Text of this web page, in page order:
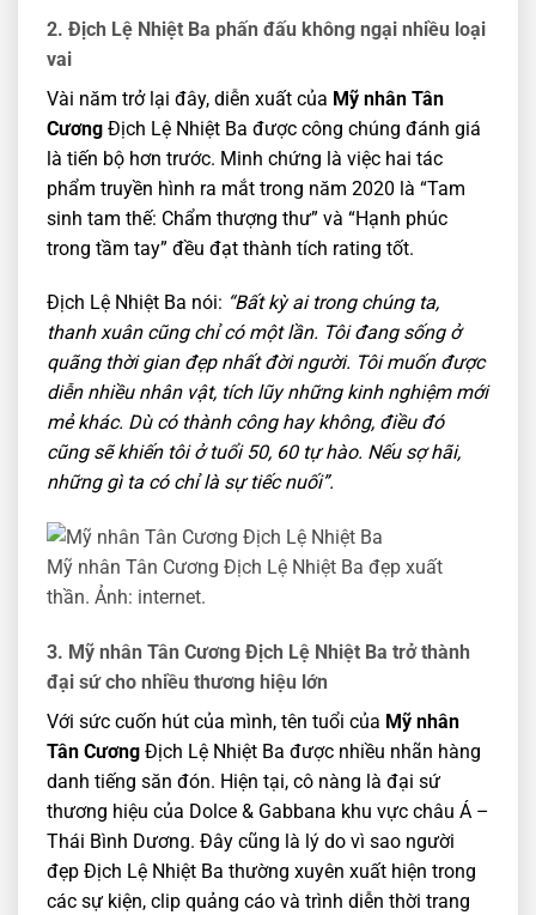
2. Địch Lệ Nhiệt Ba phấn đấu không ngại nhiều loại
vai
Vài năm trở lại đây, diễn xuất của Mỹ nhân Tân
Cương Địch Lệ Nhiệt Ba được công chúng đánh giá
là tiến bộ hơn trước. Minh chứng là việc hai tác
phẩm truyền hình ra mắt trong năm 2020 là “Tam
sinh tam thế: Chẩm thượng thư” và “Hạnh phúc
trong tầm tay” đều đạt thành tích rating tốt.
Địch Lệ Nhiệt Ba nói: “Bất kỳ ai trong chúng ta,
thanh xuân cũng chỉ có một lần. Tôi đang sống ở
quãng thời gian đẹp nhất đời người. Tôi muốn được
diễn nhiều nhân vật, tích lũy những kinh nghiệm mới
mẻ khác. Dù có thành công hay không, điều đó
cũng sẽ khiến tôi ở tuổi 50, 60 tự hào. Nếu sợ hãi,
những gì ta có chỉ là sự tiếc nuối”.
Mỹ nhân Tân Cương Địch Lệ Nhiệt Ba đẹp xuất
thần. Ảnh: internet.
3. Mỹ nhân Tân Cương Địch Lệ Nhiệt Ba trở thành
đại sứ cho nhiều thương hiệu lớn
Với sức cuốn hút của mình, tên tuổi của Mỹ nhân
Tân Cương Địch Lệ Nhiệt Ba được nhiều nhãn hàng
danh tiếng săn đón. Hiện tại, cô nàng là đại sứ
thương hiệu của Dolce & Gabbana khu vực châu Á –
Thái Bình Dương. Đây cũng là lý do vì sao người
đẹp Địch Lệ Nhiệt Ba thường xuyên xuất hiện trong
các sự kiện, clip quảng cáo và trình diễn thời trang